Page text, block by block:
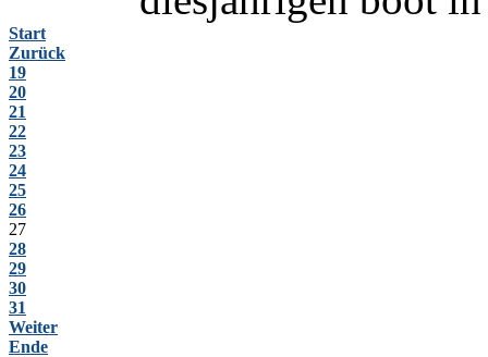
Start
Zurück
19
20
21
22
23
24
25
26
27
28
29
30
31
Weiter
Ende